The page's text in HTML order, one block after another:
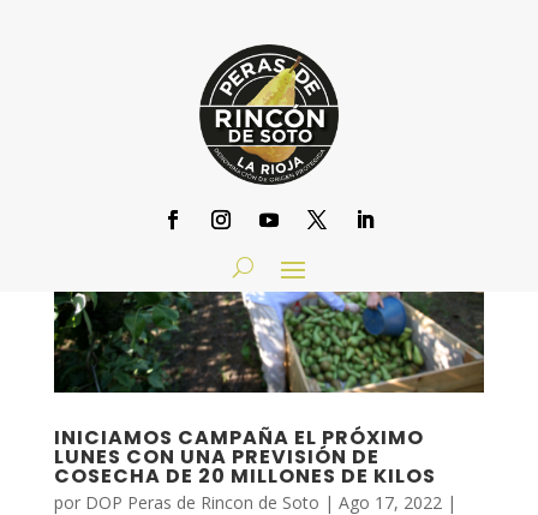
INICIAMOS CAMPAÑA EL PRÓXIMO
LUNES CON UNA PREVISIÓN DE
COSECHA DE 20 MILLONES DE KILOS
por DOP Peras de Rincon de Soto | Ago 17, 2022 |